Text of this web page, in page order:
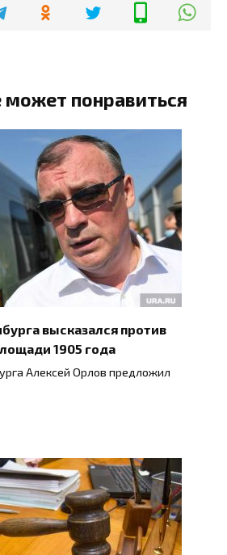
понравиться
высказался против
1905 года
Алексей Орлов предложил